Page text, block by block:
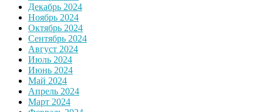
Декабрь 2024
Ноябрь 2024
Октябрь 2024
Сентябрь 2024
Август 2024
Июль 2024
Июнь 2024
Май 2024
Апрель 2024
Март 2024